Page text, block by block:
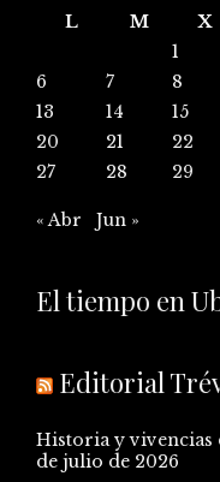
L
M X
1
6
7 8
13
14 15
20
21 22
27
28 29
« Abr Jun »
El tiempo en
Editorial
Historia y vivencias
de julio de 2026